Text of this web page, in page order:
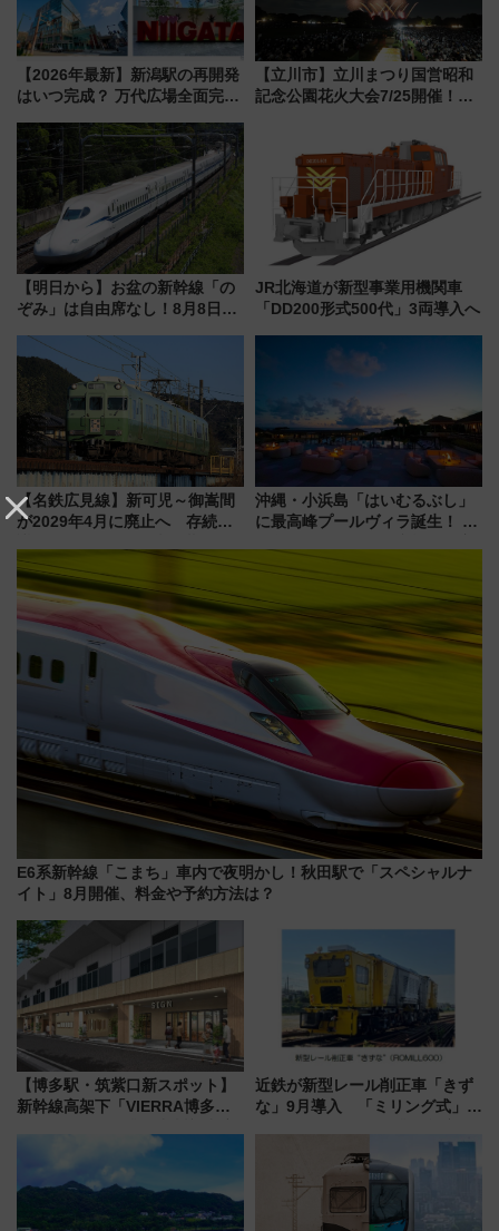
【2026年最新】新潟駅の再開発
はいつ完成？ 万代広場全面完成
開発、バスタ新潟構想まで徹底
解説！
【立川市】立川まつり国営昭和
記念公園花火大会7/25開催！
混雑に要注意、その理由は
【明日から】お盆の新幹線「の
ぞみ」は自由席なし！8月8日午
せば空きが見つかることも 混
雑避ける「空席」探しのコツ
JR北海道が新型事業用機関車
「DD200形式500代」3両導入へ
【名鉄広見線】新可児～御嵩間
が2029年4月に廃止へ 存続協
沖縄・小浜島「はいむるぶし」
に最高峰プールヴィラ誕生！ 石
美旅「何もしない贅沢」を体験
してみない？
E6系新幹線「こまち」車内で夜明かし！秋田駅で「スペシャルナ
イト」8月開催、料金や予約方法は？
【博多駅・筑紫口新スポット】
新幹線高架下「VIERRA博多テ
など注目の全6店舗 「博多活憩
通り」も一新
近鉄が新型レール削正車「きず
な」9月導入 「ミリング式」採
化！安全性や乗り心地の向上に
貢献するだけでなく、全線区で
活躍するための仕組みも